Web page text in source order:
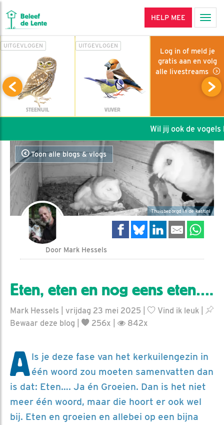
HELP MEE
UITGEVLOGEN
STEENUIL
UITGEVLOGEN
VIJVER
Log in of meld je
gratis aan en volg
alle livestreams
Wil jij ook de vogels
Toon alle blogs & vlogs
Thuisbezorgd in de kast.nl
Door Mark Hessels
Eten, eten en nog eens eten….
Mark Hessels | vrijdag 23 mei 2025 | Vind ik leuk
Bewaar deze blog
256x | 842x
Als je deze fase van het kerkuilengezin in
één woord zou moeten samenvatten dan
is dat: Eten…. Ja én Groeien. Dan is het niet
meer één woord, maar die hoort er ook wel
bij. Eten en groeien en allebei op een bijna